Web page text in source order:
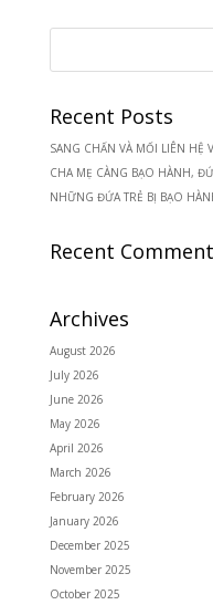
Recent Posts
SANG CHẤN VÀ MỐI LIÊN HỆ
CHA MẸ CÀNG BẠO HÀNH,
NHỮNG ĐỨA TRẺ BỊ BẠO
Recent
Archives
August 2026
July 2026
June 2026
May 2026
April 2026
March 2026
February 2026
January 2026
December 2025
November 2025
October 2025